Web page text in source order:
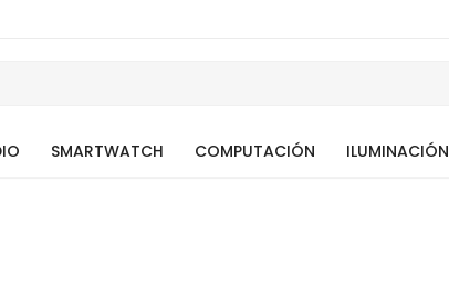
SMARTWATCH COMPUTACIÓN ILUMINACIÓN